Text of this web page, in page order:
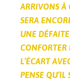
ARRIVONS À
SERA
UNE
CONFORTER
L’ÉCART
PENSE QU’IL